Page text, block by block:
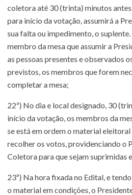
coletora até 30 (trinta) minutos
para início da votação, assumirá a
sua falta ou impedimento, o
membro da mesa que assumir a
as pessoas presentes e observados
previstos, os membros que forem
completar a mesa;
22ª) No dia e local designado, 30
início da votação, os membros da
se está em ordem o material eleitoral
recolher os votos, providenciando o
Coletora para que sejam suprimidas
23ª) Na hora fixada no Edital, e
o material em condições, o